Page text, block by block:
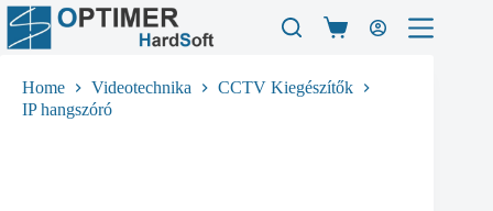
Skip
to
content
Shopping
Home
Videotechnika
CCTV Kiegészítők
IP hangszóró